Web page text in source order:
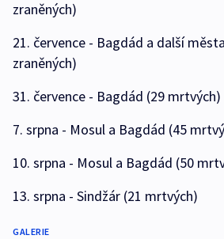
zraněných)
21. července - Bagdád a další
zraněných)
31. července - Bagdád (29 mrtvých)
7. srpna - Mosul a Bagdád (45
10. srpna - Mosul a Bagdád (50
13. srpna - Sindžár (21 mrtvých)
GALERIE